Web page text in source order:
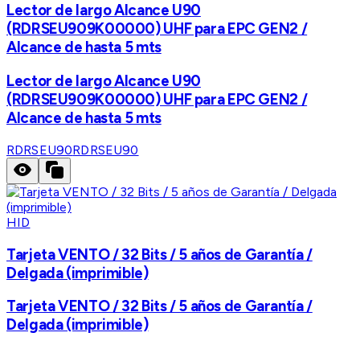
Lector de largo Alcance U90
(RDRSEU909K00000) UHF para EPC GEN2 /
Alcance de hasta 5 mts
Lector de largo Alcance U90
(RDRSEU909K00000) UHF para EPC GEN2 /
Alcance de hasta 5 mts
RDRSEU90RDRSEU90
HID
Tarjeta VENTO / 32 Bits / 5 años de Garantía /
Delgada (imprimible)
Tarjeta VENTO / 32 Bits / 5 años de Garantía /
Delgada (imprimible)